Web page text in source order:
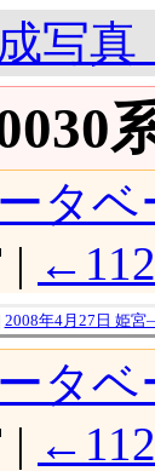
写真
タベ
|
2008年4月27日 姫
タベ
|